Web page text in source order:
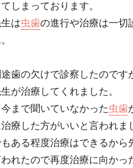
しまっております。
は虫歯の進行や治療は一切
歯の欠けで診察したのです
が治療してくれました。
まで聞いていなかった虫歯
療した方がいいと言われま
ある程度治療はできるから
れたので再度治療に向かっ